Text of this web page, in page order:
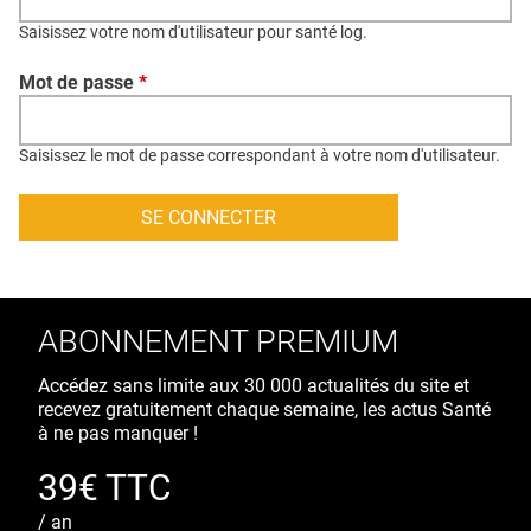
CONTACT
CRÉDITS
Saisissez votre nom d'utilisateur pour santé log.
Mot de passe *
Saisissez le mot de passe correspondant à votre nom d'utilisateur.
ABONNEMENT PREMIUM
Accédez sans limite aux 30 000 actualités du site et
recevez gratuitement chaque semaine, les actus Santé
à ne pas manquer !
39€ TTC
/ an